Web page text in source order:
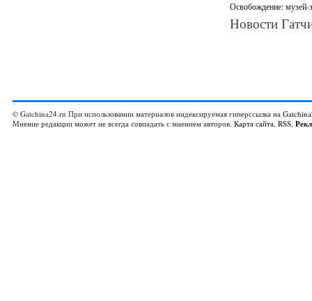
Освобождение: музей-
Новости
© Gatchina24.ru При использовании материалов индексируемая гиперссылка на
Мнение редакции может не всегда совпадать с мнением авторов. Карта сайта, RSS,